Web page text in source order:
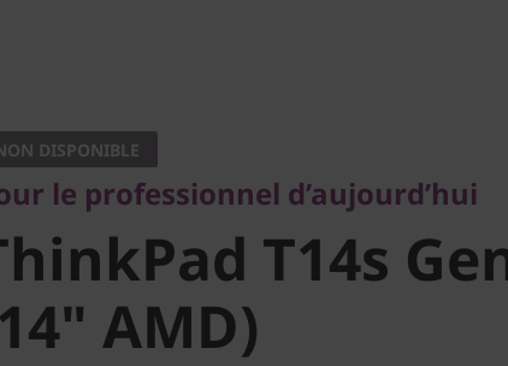
T14s Gen
(14" AMD)
DISPONIBLE
le professionnel d’aujourd’hui
T14s
AMD)